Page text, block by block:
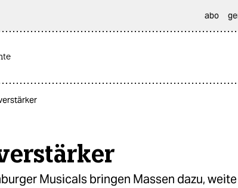
abo
Musicals bringen Massen dazu, weite